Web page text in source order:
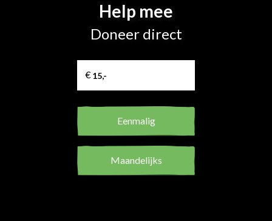
Help mee
Doneer direct
Eenmalig
Maandelijks